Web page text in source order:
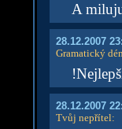
A
28.12.2007
Gramatický
28.12.2007
Tvůj nepřítel: